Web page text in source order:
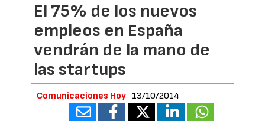
El 75% de los nuevos
empleos en España
vendrán de la mano de
las startups
Comunicaciones Hoy 13/10/2014